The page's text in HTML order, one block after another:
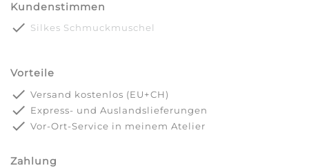
Kundenstimmen
done Silkes Schmuckmuschel
Vorteile
done Versand kostenlos (EU+CH)
done Express- und Auslandslieferungen
done Vor-Ort-Service in meinem Atelier
Zahlung